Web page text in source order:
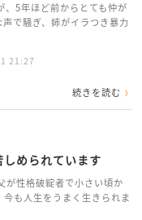
5年ほど前からとても仲が
で騒ぎ、姉がイラつき暴力
21:27
続きを読む
められています
が性格破綻者で小さい頃か
も人生をうまく生きられま